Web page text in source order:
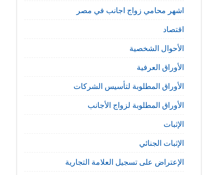
اشهر محامي زواج اجانب في مصر
اقتصاد
الأحوال الشخصية
الأوراق العرفية
الأوراق المطلوبة لتأسيس الشركات
الأوراق المطلوبة لزواج الأجانب
الإثبات
الإثبات الجنائي
الإعتراض على تسجيل العلامة التجارية